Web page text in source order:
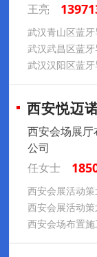
王亮
武汉青山区蓝
武汉武昌区蓝
武汉汉阳区蓝
西安悦迈
西安会场展
公司
任女士
西安会展活动
西安会展活动
西安会场布置